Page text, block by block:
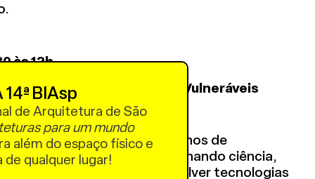
às 12h
Climática em Territórios Vulneráveis
técnica ambiental com 15 anos de
forma transdisciplinar combinando ciência,
anticoloniais para desenvolver tecnologias
14ª BIAsp
de Arquitetura de São
para um mundo
além do espaço físico e
qualquer lugar!